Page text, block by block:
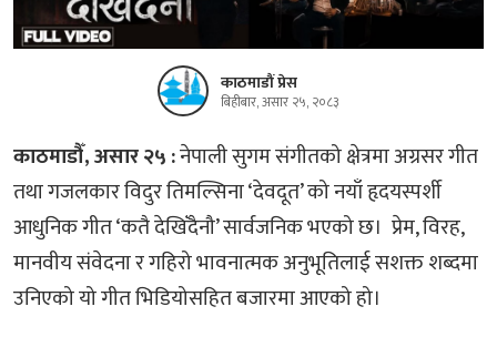
काठमाडौं प्रेस
बिहीबार, असार २५, २०८३
काठमाडौँ, असार २५ :नेपाली सुगम संगीतको क्षेत्रमा अग्रसर गीत
तथा गजलकार विदुर तिमल्सिना ‘देवदूत’ को नयाँ हृदयस्पर्शी
आधुनिक गीत ‘कतै देखिँदैनौ’ सार्वजनिक भएको छ। प्रेम, विरह,
मानवीय संवेदना र गहिरो भावनात्मक अनुभूतिलाई सशक्त शब्दमा
उनिएको यो गीत भिडियोसहित बजारमा आएको हो।